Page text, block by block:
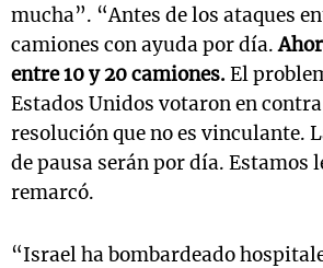
mucha”. “Antes de los ataques
camiones con ayuda por día.
entre 10 y 20 camiones. El
Estados Unidos votaron en
resolución que no es vinculante.
de pausa serán por día. Estamos
remarcó.
“Israel ha bombardeado